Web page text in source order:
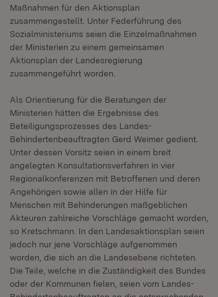
Maßnahmen für den Aktionsplan
zusammengestellt. Unter Federführung des
Sozialministeriums seien die Einzelmaßnahmen
der Ministerien zu einem gemeinsamen
Aktionsplan der Landesregierung
zusammengeführt worden.
Als Orientierung für die Beratungen der
Ministerien hätten die Ergebnisse des
Beteiligungsprozesses des Landes-
Behindertenbeauftragten Gerd Weimer gedient.
Unter dessen Vorsitz seien in einem breit
angelegten Konsultationsverfahren in vier
Regionalkonferenzen mit Betroffenen und deren
Angehörigen sowie allen in der Hilfe für
Menschen mit Behinderungen maßgeblichen
Akteuren zahlreiche Vorschläge gemacht worden,
so Kretschmann. In den Landesaktionsplan seien
jedoch nur jene Vorschläge aufgenommen
worden, die sich an die Landesebene richteten.
Die Teile, welche in die Zuständigkeit des Bundes
oder der Kommunen fielen, seien vom Landes-